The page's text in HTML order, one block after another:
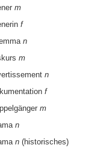
m
f
n
m
n
f
m
n
n (historisches)